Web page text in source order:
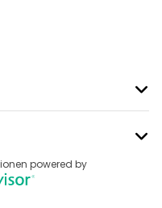
powered by